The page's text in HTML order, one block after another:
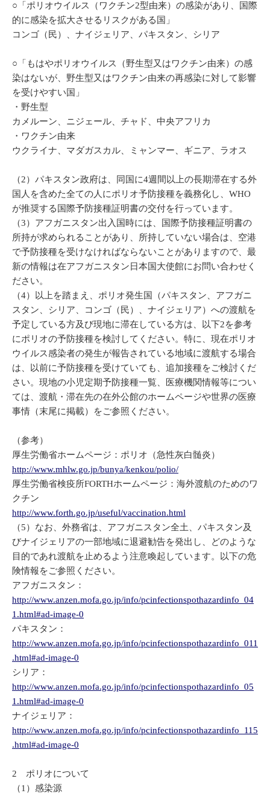
○「ポリオウイルス（ワクチン2型由来）の感染があり、国際
的に感染を拡大させるリスクがある国」
コンゴ（民）、ナイジェリア、パキスタン、シリア
○「もはやポリオウイルス（野生型又はワクチン由来）の感
染はないが、野生型又はワクチン由来の再感染に対して影響
を受けやすい国」
・野生型
カメルーン、ニジェール、チャド、中央アフリカ
・ワクチン由来
ウクライナ、マダガスカル、ミャンマー、ギニア、ラオス
（2）パキスタン政府は、同国に4週間以上の長期滞在する外
国人を含めた全ての人にポリオ予防接種を義務化し、WHO
が推奨する国際予防接種証明書の交付を行っています。
（3）アフガニスタン出入国時には、国際予防接種証明書の
所持が求められることがあり、所持していない場合は、空港
で予防接種を受けなければならないことがありますので、最
新の情報は在アフガニスタン日本国大使館にお問い合わせく
ださい。
（4）以上を踏まえ、ポリオ発生国（パキスタン、アフガニ
スタン、シリア、コンゴ（民）、ナイジェリア）への渡航を
予定している方及び現地に滞在している方は、以下2を参考
にポリオの予防接種を検討してください。特に、現在ポリオ
ウイルス感染者の発生が報告されている地域に渡航する場合
は、以前に予防接種を受けていても、追加接種をご検討くだ
さい。現地の小児定期予防接種一覧、医療機関情報等につい
ては、渡航・滞在先の在外公館のホームページや世界の医療
事情（末尾に掲載）をご参照ください。
（参考）
厚生労働省ホームページ：ポリオ（急性灰白髄炎）
http://www.mhlw.go.jp/bunya/kenkou/polio/
厚生労働省検疫所FORTHホームページ：海外渡航のためのワ
クチン
http://www.forth.go.jp/useful/vaccination.html
（5）なお、外務省は、アフガニスタン全土、パキスタン及
びナイジェリアの一部地域に退避勧告を発出し、どのような
目的であれ渡航を止めるよう注意喚起しています。以下の危
険情報をご参照ください。
アフガニスタン：
http://www.anzen.mofa.go.jp/info/pcinfectionspothazardinfo_04
1.html#ad-image-0
パキスタン：
http://www.anzen.mofa.go.jp/info/pcinfectionspothazardinfo_011
.html#ad-image-0
シリア：
http://www.anzen.mofa.go.jp/info/pcinfectionspothazardinfo_05
1.html#ad-image-0
ナイジェリア：
http://www.anzen.mofa.go.jp/info/pcinfectionspothazardinfo_115
.html#ad-image-0
2 ポリオについて
（1）感染源